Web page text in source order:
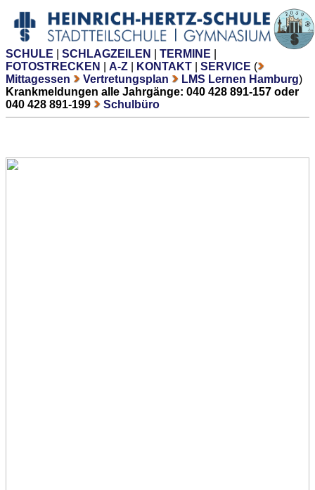
SCHULE SCHLAGZEILEN TERMINE
FOTOSTRECKEN
A-Z KONTAKT SERVICE (
Mittagessen
Vertretungsplan LMS Lernen Hamburg)
Krankmeldungen alle Jahrgänge: 040 428 891-157 oder
040 428 891-199
Schulbüro